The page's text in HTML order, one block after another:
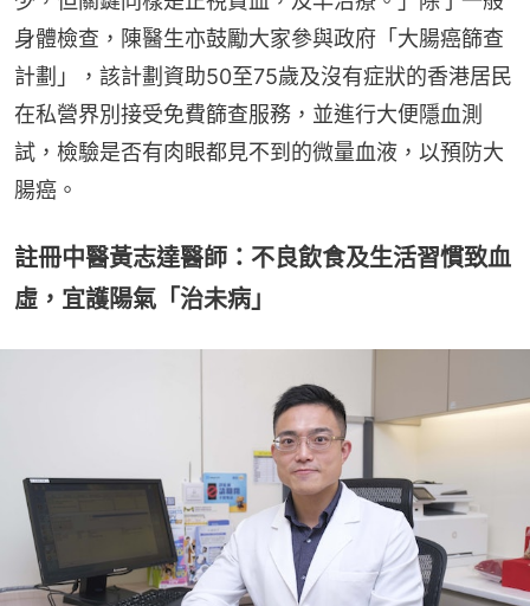
身體檢查，陳醫生亦鼓勵大家參與政府「大腸癌篩查
計劃」，該計劃資助50至75歲及沒有症狀的香港居民
在私營界別接受免費篩查服務，並進行大便隱血測
試，檢驗是否有肉眼都見不到的微量血液，以預防大
腸癌。
註冊中醫黃志達醫師：不良飲食及生活習慣致血
虛，宜護陽氣「治未病」